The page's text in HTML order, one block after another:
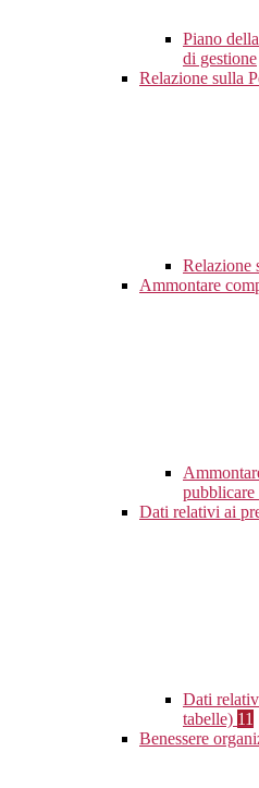
Piano
di gestione
Relazione sulla
Relazione
Ammontare
Dati relativi ai
Dati
tabelle) 11
Benessere